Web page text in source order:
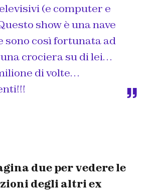
(e computer e
show è una nave
sono così fortunata ad
crociera su di lei…
di volte…
due per vedere le
degli altri ex